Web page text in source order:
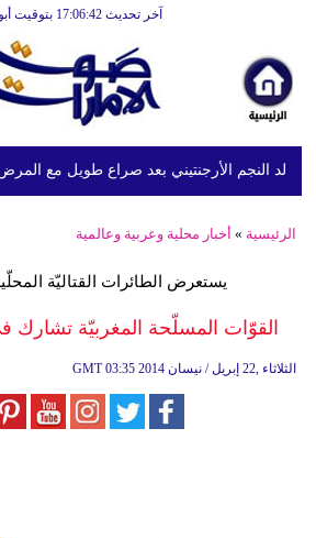
آخر تحديث 17:06:42 بتوقيت أبوظبي
النجم الأرجنتيني بعد صراع طويل مع المرض
الرئيسية » أخبار محلية وعربية وعالمية
يستعرض الطائرات القتاليّة
القوّات المسلّحة المغربيّة
GMT 03:35 2014 الثلاثاء ,22 إبريل / نيسان